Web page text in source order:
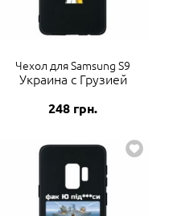
Чехол для Samsung S9
Украина с Грузией
248 грн.